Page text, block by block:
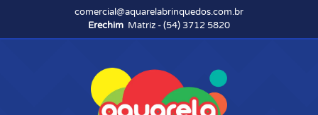
comercial@aquarelabrinquedos.com.br
Erechim Matriz - (54) 3712 5820